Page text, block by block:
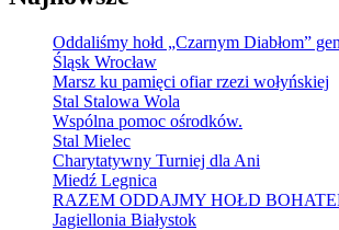
Oddaliśmy hołd „Czarnym Diabłom”
Śląsk Wrocław
Marsz ku pamięci ofiar rzezi wołyńskiej
Stal Stalowa Wola
Wspólna pomoc ośrodków.
Stal Mielec
Charytatywny Turniej dla Ani
Miedź Legnica
RAZEM ODDAJMY HOŁD
Jagiellonia Białystok